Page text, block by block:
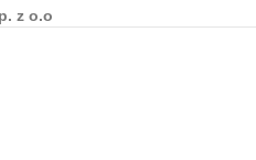
z o.o